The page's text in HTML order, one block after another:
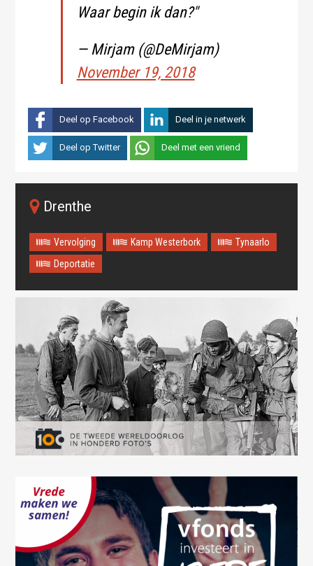
Waar begin ik dan?"
— Mirjam (@DeMirjam)
November 19, 2018
Deel op Facebook Deel in je netwerk
Deel op Twitter Deel met een vriend
Drenthe
Vervolging Kamp Westerbork
Tynaarlo
Deportatie